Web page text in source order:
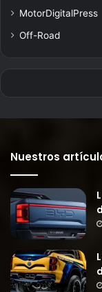
MotorDigitalPress
Off-Road
Nuestros